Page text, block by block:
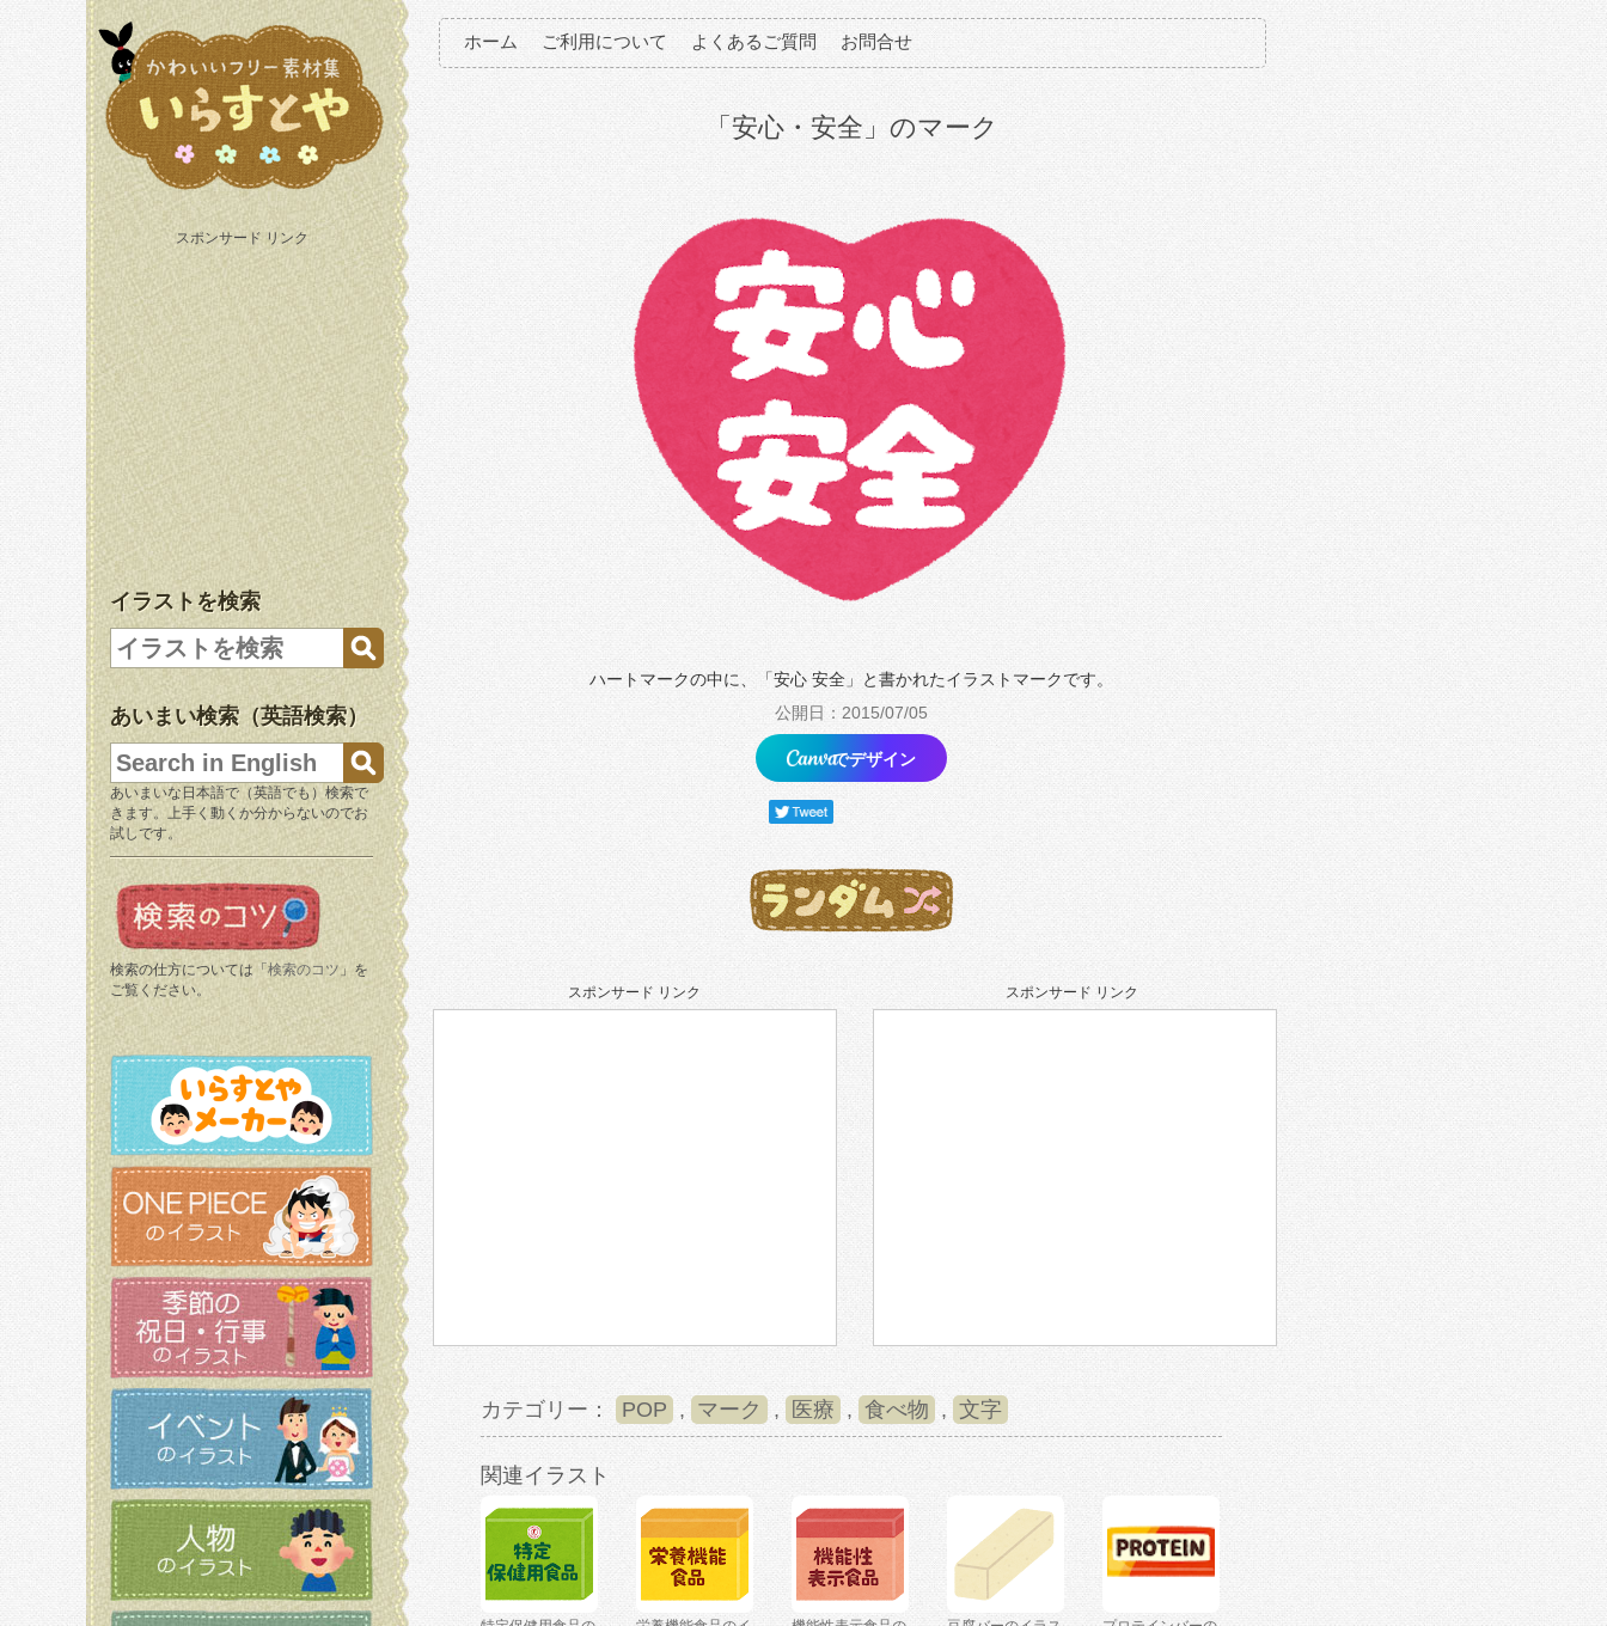
スポンサード リンク
イラストを検索
あいまい検索（英語検索）
あいまいな日本語で（英語でも）検索で
きます。上手く動くか分からないのでお
試しです。
検索の仕方については「 検索のコツ 」を
ご覧ください。
ホーム ご利用について よくあるご質問 お問合せ
「安心・安全」のマーク
ハートマークの中に、「安心 安全」と書かれたイラストマークです。
公開日：2015/07/05
でデザイン
スポンサード リンク スポンサード リンク
カテゴリー： POP , マーク , 医療 , 食べ物 , 文字
関連イラスト